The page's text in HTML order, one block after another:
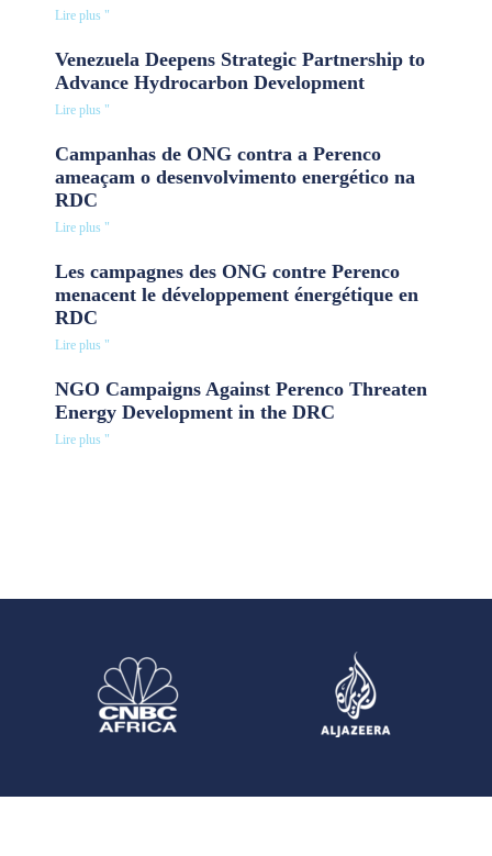
Lire plus "
Venezuela Deepens Strategic Partnership to
Advance Hydrocarbon Development
Lire plus "
Campanhas de ONG contra a Perenco
ameaçam o desenvolvimento energético na
RDC
Lire plus "
Les campagnes des ONG contre Perenco
menacent le développement énergétique en
RDC
Lire plus "
NGO Campaigns Against Perenco Threaten
Energy Development in the DRC
Lire plus "